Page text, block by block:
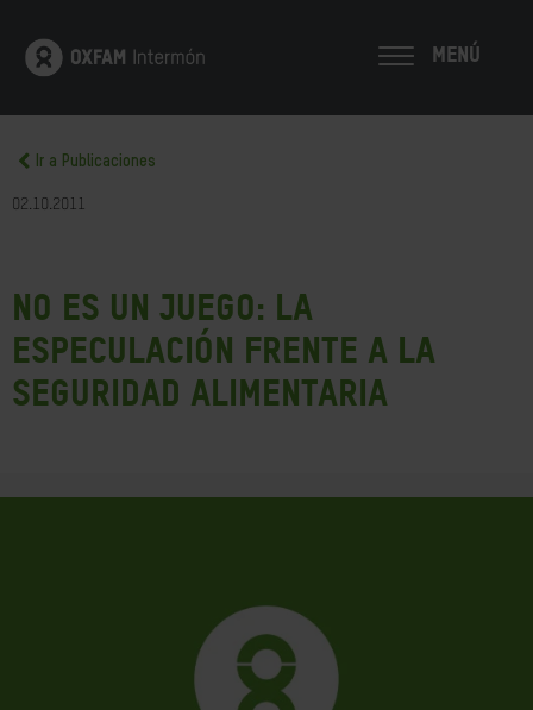
MENÚ
Ir a Publicaciones
02.10.2011
No es un juego: la
especulación frente a la
seguridad alimentaria